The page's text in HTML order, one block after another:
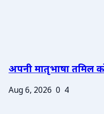
अपनी मातृभाषा तमिल
Aug 6, 2026 0 4